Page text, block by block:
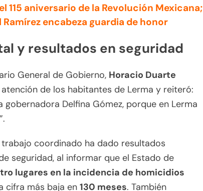
115 aniversario de la Revolución Mexicana;
Ramírez encabeza guardia de honor
y resultados en seguridad
General de Gobierno, Horacio Duarte
de los habitantes de Lerma y reiteró:
gobernadora Delfina Gómez, porque en Lerma
coordinado ha dado resultados
seguridad, al informar que el Estado de
lugares en la incidencia de homicidios
cifra más baja en 130 meses. También